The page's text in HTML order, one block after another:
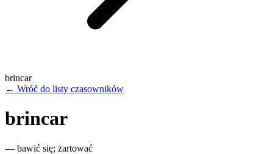
brincar
← Wróć do listy czasowników
brincar
— bawić się; żartować